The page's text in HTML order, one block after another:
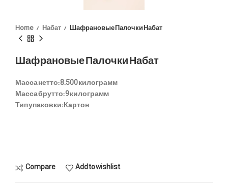
Home Набат Шафрановые Палочки Набат
Шафрановые Палочки Набат
Масса нетто:8.500 килограмм
Масса брутто:9 килограмм
Тип упаковки:Картон
Compare Add to wishlist